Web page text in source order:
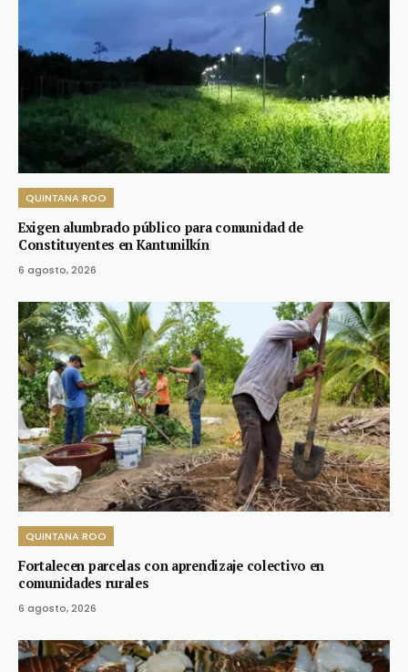
QUINTANA ROO
Exigen alumbrado público para comunidad de
Constituyentes en Kantunilkín
6 agosto, 2026
QUINTANA ROO
Fortalecen parcelas con aprendizaje colectivo en
comunidades rurales
6 agosto, 2026